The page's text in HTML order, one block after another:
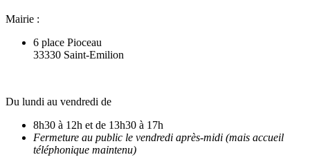
Mairie :
6 place Pioceau
33330 Saint-Emilion
Du lundi au vendredi de
8h30 à 12h et de 13h30 à 17h
Fermeture au public le vendredi après-midi (mais accueil
téléphonique maintenu)